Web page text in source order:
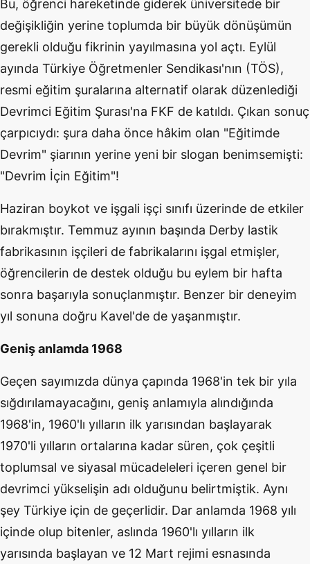
Bu, öğrenci hareketinde giderek üniversitede bir
değişikliğin yerine toplumda bir büyük dönüşümün
gerekli olduğu fikrinin yayılmasına yol açtı. Eylül
ayında Türkiye Öğretmenler Sendikası'nın (TÖS),
resmi eğitim şuralarına alternatif olarak düzenlediği
Devrimci Eğitim Şurası'na FKF de katıldı. Çıkan sonuç
çarpıcıydı: şura daha önce hâkim olan "Eğitimde
Devrim" şiarının yerine yeni bir slogan benimsemişti:
"Devrim İçin Eğitim"!
Haziran boykot ve işgali işçi sınıfı üzerinde de etkiler
bırakmıştır. Temmuz ayının başında Derby lastik
fabrikasının işçileri de fabrikalarını işgal etmişler,
öğrencilerin de destek olduğu bu eylem bir hafta
sonra başarıyla sonuçlanmıştır. Benzer bir deneyim
yıl sonuna doğru Kavel'de de yaşanmıştır.
Geniş anlamda 1968
Geçen sayımızda dünya çapında 1968'in tek bir yıla
sığdırılamayacağını, geniş anlamıyla alındığında
1968'in, 1960'lı yılların ilk yarısından başlayarak
1970'li yılların ortalarına kadar süren, çok çeşitli
toplumsal ve siyasal mücadeleleri içeren genel bir
devrimci yükselişin adı olduğunu belirtmiştik. Aynı
şey Türkiye için de geçerlidir. Dar anlamda 1968 yılı
içinde olup bitenler, aslında 1960'lı yılların ilk
yarısında başlayan ve 12 Mart rejimi esnasında